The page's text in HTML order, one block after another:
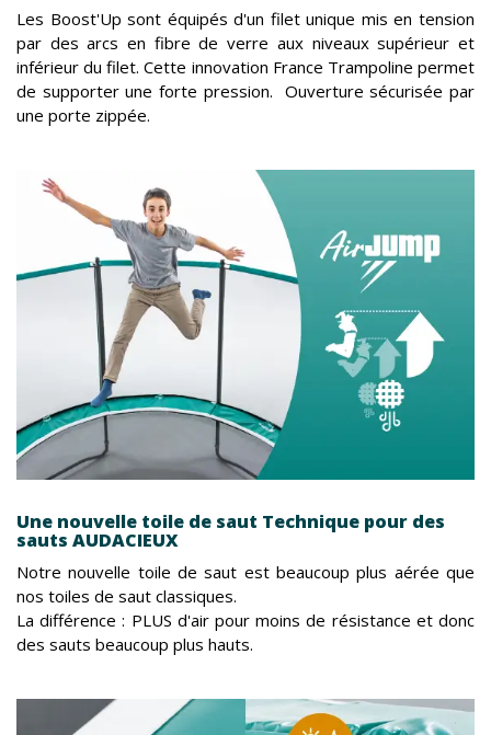
Les Boost'Up sont équipés d'un filet unique mis en tension
par des arcs en fibre de verre aux niveaux supérieur et
inférieur du filet. Cette innovation France Trampoline permet
de supporter une forte pression. Ouverture sécurisée par
une porte zippée.
Une nouvelle toile de saut Technique pour des
sauts AUDACIEUX
Notre nouvelle toile de saut est beaucoup plus aérée que
nos toiles de saut classiques.
La différence : PLUS d'air pour moins de résistance et donc
des sauts beaucoup plus hauts.